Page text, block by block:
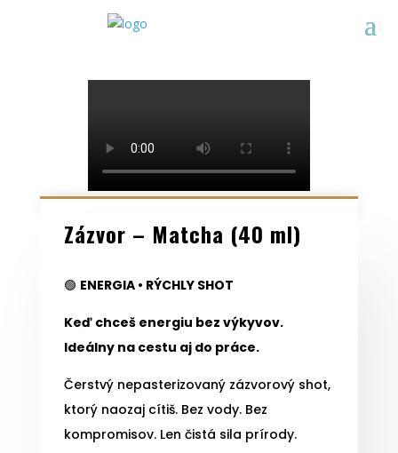
Zázvor – Matcha (40 ml)
🟢 ENERGIA • RÝCHLY SHOT
Keď chceš energiu bez výkyvov.
Ideálny na cestu aj do práce.
Čerstvý nepasterizovaný zázvorový shot,
ktorý naozaj cítiš. Bez vody. Bez
kompromisov. Len čistá sila prírody.